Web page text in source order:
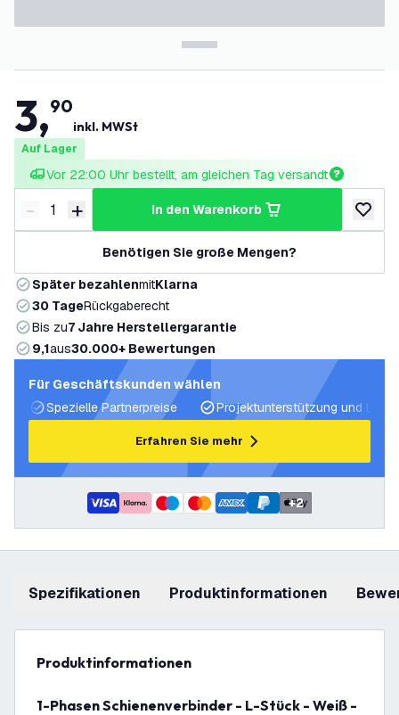
3,90
inkl. MWSt
Auf Lager
Vor 22:00 Uhr bestellt, am gleichen Tag versandt
Menge verringern
- Menge erhöhen
+ in den Warenkorb
zur
Benötigen Sie große Mengen?
Später bezahlenmitKlarna
30 TageRückgaberecht
Bis zu7 Jahre Herstellergarantie
9,1aus30.000+ Bewertungen
Für Geschäftskunden wählen
Spezielle Partnerpreise
Projektunterstützung und
Erfahren Sie mehr
+2
Spezifikationen Produktinformationen
Produktinformationen
1-Phasen Schienenverbinder - L-Stück - Weiß -